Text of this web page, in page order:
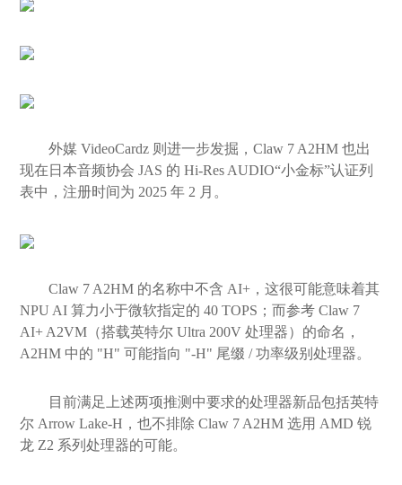
外媒 VideoCardz 则进一步发掘，Claw 7 A2HM 也出
现在日本音频协会 JAS 的 Hi-Res AUDIO“小金标”认证列
表中，注册时间为 2025 年 2 月。
Claw 7 A2HM 的名称中不含 AI+，这很可能意味着其
NPU AI 算力小于微软指定的 40 TOPS；而参考 Claw 7
AI+ A2VM（搭载英特尔 Ultra 200V 处理器）的命名，
A2HM 中的 "H" 可能指向 "-H" 尾缀 / 功率级别处理器。
目前满足上述两项推测中要求的处理器新品包括英特
尔 Arrow Lake-H，也不排除 Claw 7 A2HM 选用 AMD 锐
龙 Z2 系列处理器的可能。